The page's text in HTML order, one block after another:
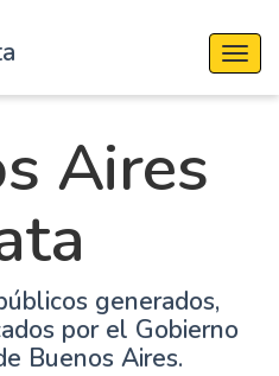
Aires
generados,
por el Gobierno
Buenos Aires.